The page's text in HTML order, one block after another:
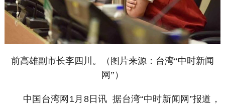
前高雄副市长李四川。（图片来源：台湾“中时新闻
网”）
中国台湾网1月8日讯 据台湾“中时新闻网”报道，